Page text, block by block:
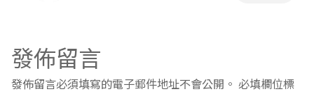
發佈留言
發佈留言必須填寫的電子郵件地址不會公開。 必填欄位標